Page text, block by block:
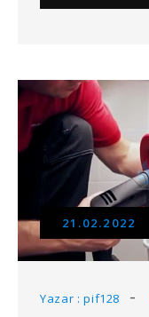
21.02.2022
Yazar : pif128